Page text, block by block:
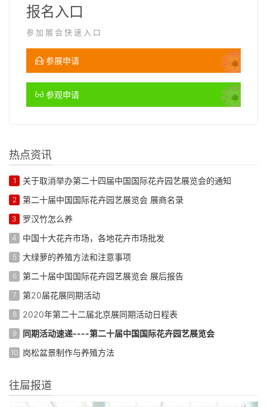
报名入口
参加展会快速入口
参展申请
参观申请
热点资讯
1 关于取消举办第二十四届中国国际花卉园艺展览会的通知
2 第二十届中国国际花卉园艺展览会 展商名录
3 罗汉竹怎么养
4 中国十大花卉市场，各地花卉市场批发
5 大绿萝的养殖方法和注意事项
6 第二十届中国国际花卉园艺展览会 展后报告
7 第20届花展同期活动
8 2020年第二十二届北京展同期活动日程表
9 同期活动速递----第二十届中国国际花卉园艺展览会
10 岗松盆景制作与养殖方法
往屇报道